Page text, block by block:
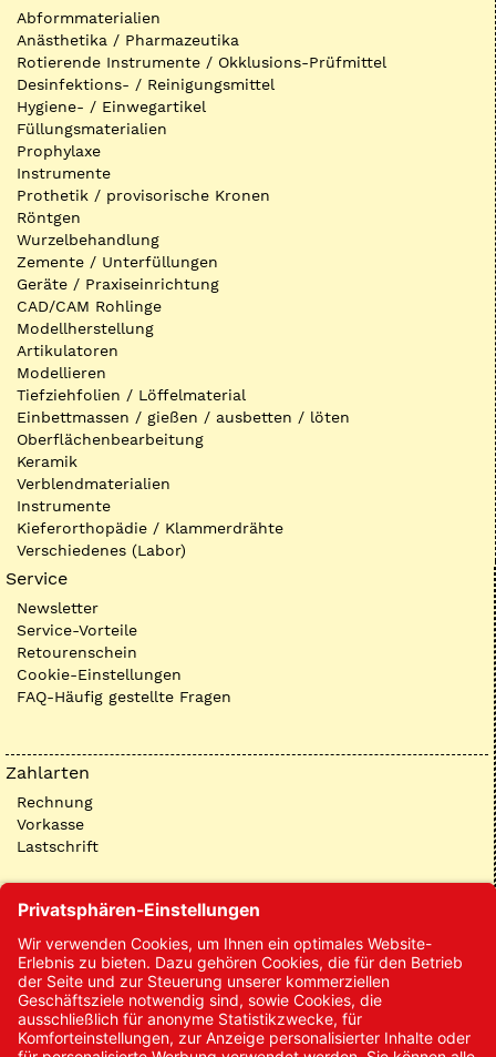
Abformmaterialien
Anästhetika / Pharmazeutika
Rotierende Instrumente / Okklusions-Prüfmittel
Desinfektions- / Reinigungsmittel
Hygiene- / Einwegartikel
Füllungsmaterialien
Prophylaxe
Instrumente
Prothetik / provisorische Kronen
Röntgen
Wurzelbehandlung
Zemente / Unterfüllungen
Geräte / Praxiseinrichtung
CAD/CAM Rohlinge
Modellherstellung
Artikulatoren
Modellieren
Tiefziehfolien / Löffelmaterial
Einbettmassen / gießen / ausbetten / löten
Oberflächenbearbeitung
Keramik
Verblendmaterialien
Instrumente
Kieferorthopädie / Klammerdrähte
Verschiedenes (Labor)
Service
Newsletter
Service-Vorteile
Retourenschein
Cookie-Einstellungen
FAQ-Häufig gestellte Fragen
Zahlarten
Rechnung
Vorkasse
Lastschrift
Kontakt
Kontakt/Anfrage
Neukundenanmeldung
Kennwort vergessen